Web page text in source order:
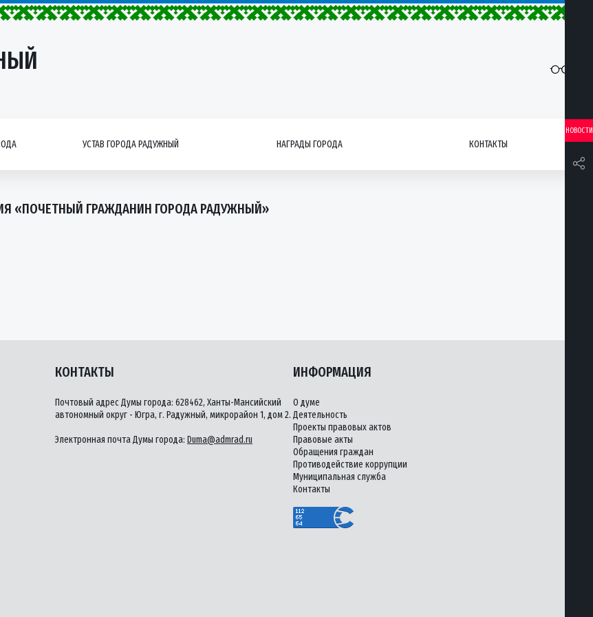
УСТАВ ГОРОДА РАДУЖНЫЙ НАГРАДЫ ГОРОДА КОНТАКТЫ
НОВОСТИ
«ПОЧЕТНЫЙ ГРАЖДАНИН ГОРОДА РАДУЖНЫЙ»
КОНТАКТЫ
Почтовый адрес Думы города: 628462, Ханты-Мансийский
автономный округ - Югра, г. Радужный, микрорайон 1, дом 2.
Электронная почта Думы города: Duma@admrad.ru
ИНФОРМАЦИЯ
О думе
Деятельность
Проекты правовых актов
Правовые акты
Обращения граждан
Противодействие коррупции
Муниципальная служба
Контакты